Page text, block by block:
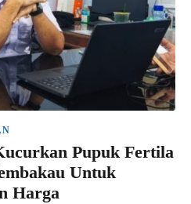
Pupuk Fertila
Untuk
Harga